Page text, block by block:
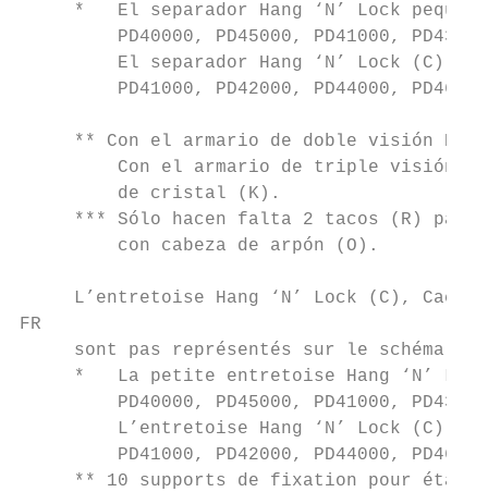
*   El separador Hang ‘N’ Lock
PD40000, PD45000, PD41000,
El separador Hang ‘N’ Lock (C)
PD41000, PD42000, PD44000,
** Con el armario de doble visión
Con el armario de triple visión
         de cristal (K).
*** Sólo hacen falta 2 tacos (R)
         con cabeza de arpón (O).
L’entretoise Hang ‘N’ Lock (C),
FR
sont pas représentés sur le schéma
*   La petite entretoise Hang ‘N’
PD40000, PD45000, PD41000,
L’entretoise Hang ‘N’ Lock (C)
PD41000, PD42000, PD44000,
** 10 supports de fixation pour